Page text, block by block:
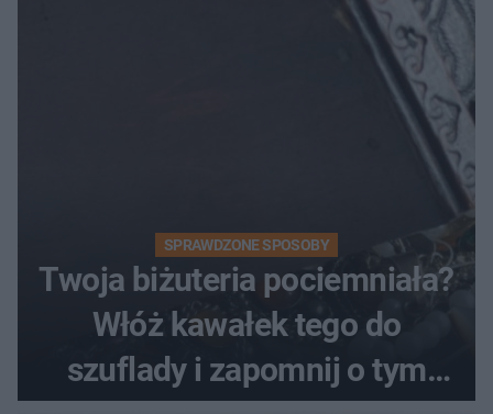
SPRAWDZONE SPOSOBY
Twoja biżuteria pociemniała?
Włóż kawałek tego do
szuflady i zapomnij o tym